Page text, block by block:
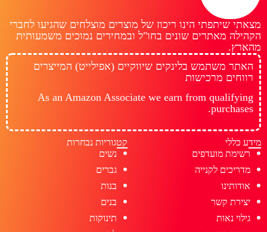
מצאתי שיתפתי הינו ריכוז של מוצרים מוצלחים שהגיעו לחברי
הקהילה מאתרים שונים בחו"ל ובמחירים נמוכים משמעותית
מהארץ.
האתר משתמש בלינקים שיווקיים (אפילייט) המייצרים
רווחים מרכישות
As an Amazon Associate we earn from qualifying
purchases.
מידע כללי
רשימת מועדפים
מדריכים לקנייה
אודותינו
יצירת קשר
גילוי נאות
קטגוריות נבחרות
נשים
גברים
בנות
בנים
תינוקות